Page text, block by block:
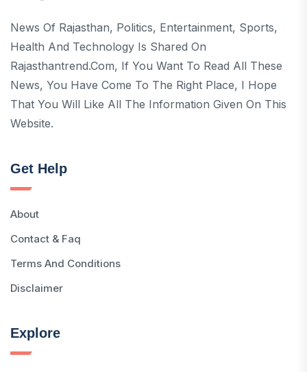
News Of Rajasthan, Politics, Entertainment, Sports,
Health And Technology Is Shared On
Rajasthantrend.com, If You Want To Read All These
News, You Have Come To The Right Place, I Hope
That You Will Like All The Information Given On This
Website.
Get Help
About
Contact & Faq
Terms And Conditions
Disclaimer
Explore